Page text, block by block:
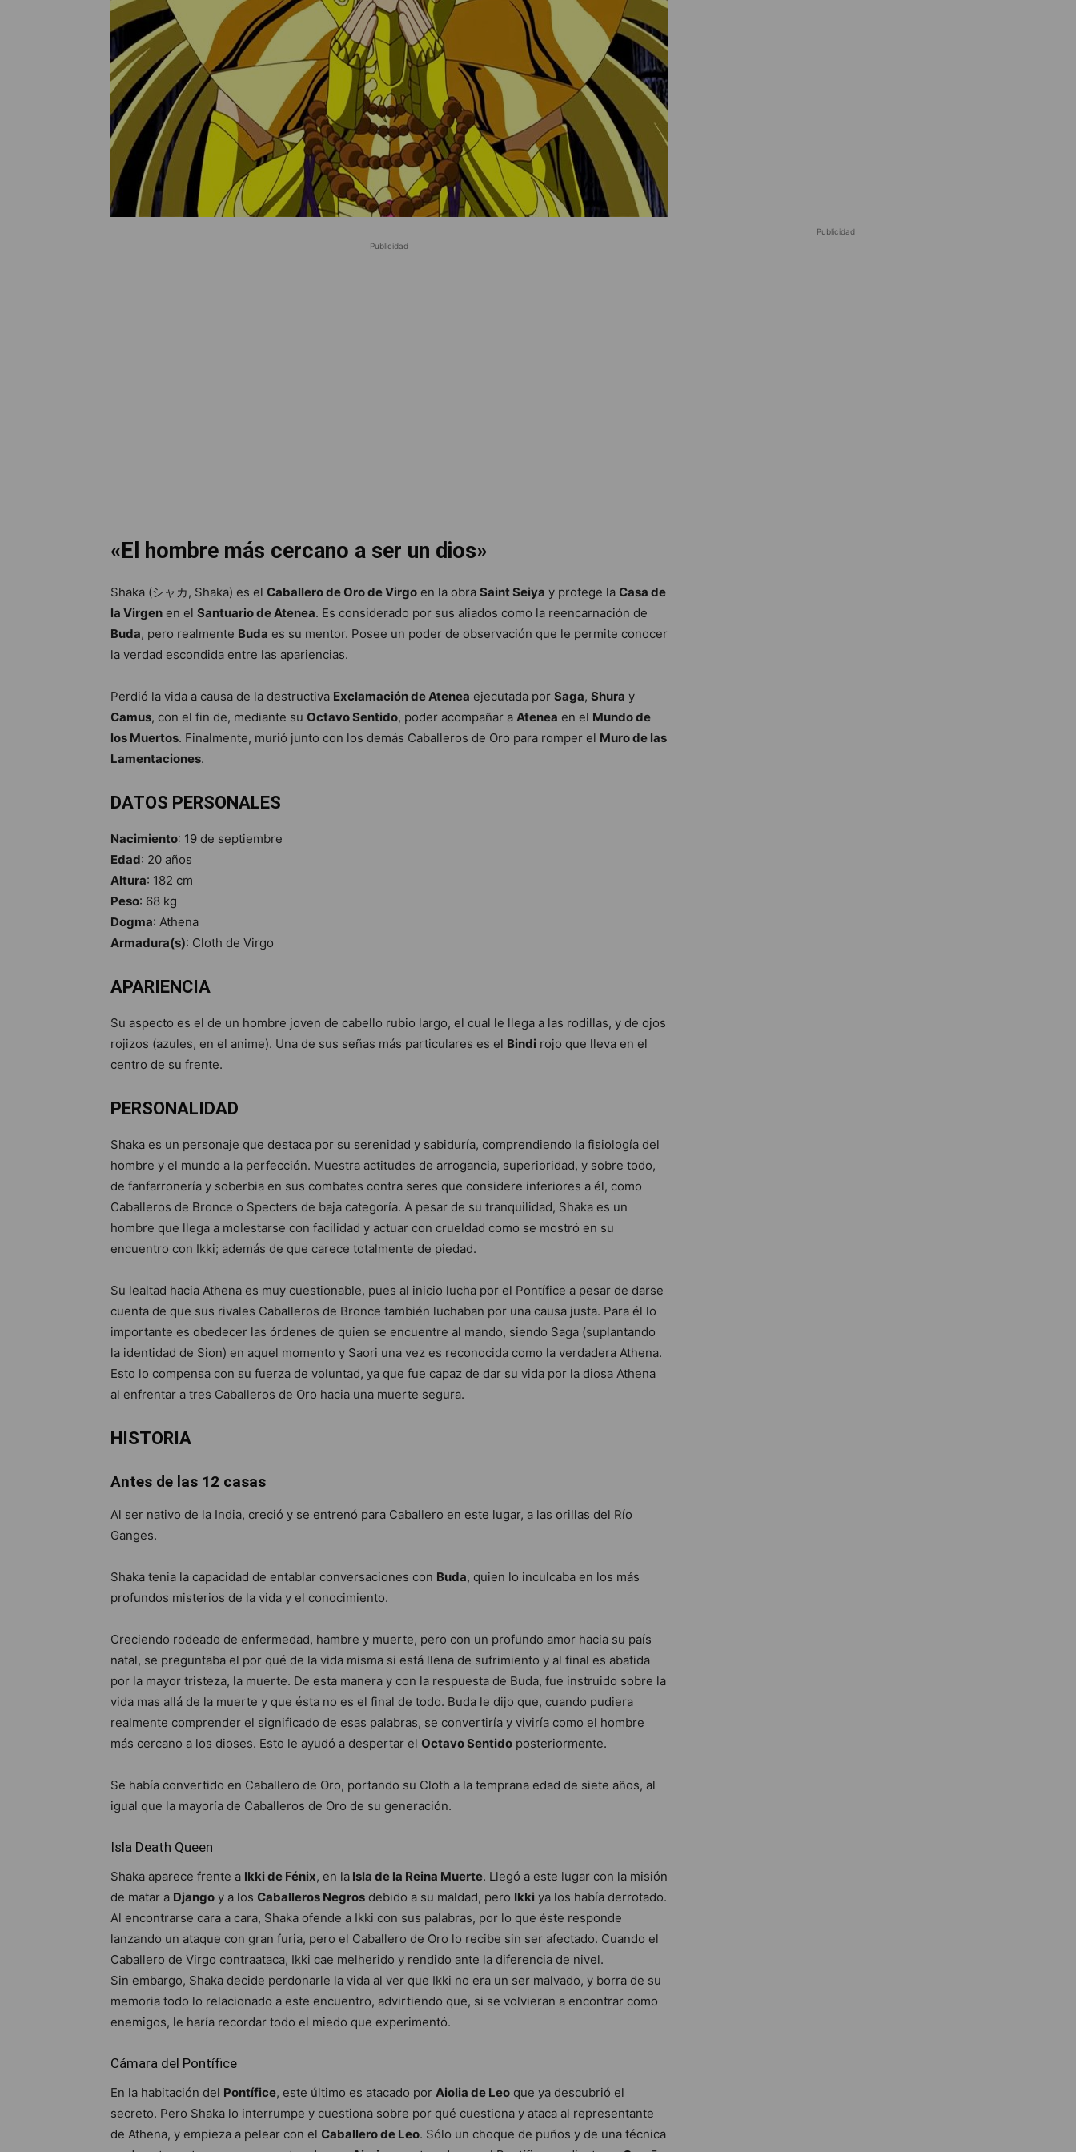
Publicidad
«El hombre más cercano a ser un dios»
Shaka (シャカ, Shaka) es el Caballero de Oro de Virgo en la obra Saint Seiya y protege la Casa de
la Virgen en el Santuario de Atenea. Es considerado por sus aliados como la reencarnación de
Buda, pero realmente Buda es su mentor. Posee un poder de observación que le permite conocer
la verdad escondida entre las apariencias.
Perdió la vida a causa de la destructiva Exclamación de Atenea ejecutada por Saga, Shura y
Camus, con el fin de, mediante su Octavo Sentido, poder acompañar a Atenea en el Mundo de
los Muertos. Finalmente, murió junto con los demás Caballeros de Oro para romper el Muro de las
Lamentaciones.
DATOS PERSONALES
Nacimiento: 19 de septiembre
Edad: 20 años
Altura: 182 cm
Peso: 68 kg
Dogma: Athena
Armadura(s): Cloth de Virgo
APARIENCIA
Su aspecto es el de un hombre joven de cabello rubio largo, el cual le llega a las rodillas, y de ojos
rojizos (azules, en el anime). Una de sus señas más particulares es el Bindi rojo que lleva en el
centro de su frente.
PERSONALIDAD
Shaka es un personaje que destaca por su serenidad y sabiduría, comprendiendo la fisiología del
hombre y el mundo a la perfección. Muestra actitudes de arrogancia, superioridad, y sobre todo,
de fanfarronería y soberbia en sus combates contra seres que considere inferiores a él, como
Caballeros de Bronce o Specters de baja categoría. A pesar de su tranquilidad, Shaka es un
hombre que llega a molestarse con facilidad y actuar con crueldad como se mostró en su
encuentro con Ikki; además de que carece totalmente de piedad.
Su lealtad hacia Athena es muy cuestionable, pues al inicio lucha por el Pontífice a pesar de darse
cuenta de que sus rivales Caballeros de Bronce también luchaban por una causa justa. Para él lo
importante es obedecer las órdenes de quien se encuentre al mando, siendo Saga (suplantando
la identidad de Sion) en aquel momento y Saori una vez es reconocida como la verdadera Athena.
Esto lo compensa con su fuerza de voluntad, ya que fue capaz de dar su vida por la diosa Athena
al enfrentar a tres Caballeros de Oro hacia una muerte segura.
HISTORIA
Antes de las 12 casas
Al ser nativo de la India, creció y se entrenó para Caballero en este lugar, a las orillas del Río
Ganges.
Shaka tenia la capacidad de entablar conversaciones con Buda, quien lo inculcaba en los más
profundos misterios de la vida y el conocimiento.
Creciendo rodeado de enfermedad, hambre y muerte, pero con un profundo amor hacia su país
natal, se preguntaba el por qué de la vida misma si está llena de sufrimiento y al final es abatida
por la mayor tristeza, la muerte. De esta manera y con la respuesta de Buda, fue instruido sobre la
vida mas allá de la muerte y que ésta no es el final de todo. Buda le dijo que, cuando pudiera
realmente comprender el significado de esas palabras, se convertiría y viviría como el hombre
más cercano a los dioses. Esto le ayudó a despertar el Octavo Sentido posteriormente.
Se había convertido en Caballero de Oro, portando su Cloth a la temprana edad de siete años, al
igual que la mayoría de Caballeros de Oro de su generación.
Isla Death Queen
Shaka aparece frente a Ikki de Fénix, en la Isla de la Reina Muerte. Llegó a este lugar con la misión
de matar a Django y a los Caballeros Negros debido a su maldad, pero Ikki ya los había derrotado.
Al encontrarse cara a cara, Shaka ofende a Ikki con sus palabras, por lo que éste responde
lanzando un ataque con gran furia, pero el Caballero de Oro lo recibe sin ser afectado. Cuando el
Caballero de Virgo contraataca, Ikki cae melherido y rendido ante la diferencia de nivel.
Sin embargo, Shaka decide perdonarle la vida al ver que Ikki no era un ser malvado, y borra de su
memoria todo lo relacionado a este encuentro, advirtiendo que, si se volvieran a encontrar como
enemigos, le haría recordar todo el miedo que experimentó.
Cámara del Pontífice
En la habitación del Pontífice, este último es atacado por Aiolia de Leo que ya descubrió el
secreto. Pero Shaka lo interrumpe y cuestiona sobre por qué cuestiona y ataca al representante
de Athena, y empieza a pelear con el Caballero de Leo. Sólo un choque de puños y de una técnica
Publicidad